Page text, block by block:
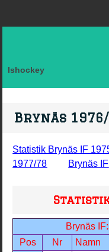
BRYNÄS SPELARSTATISTIK
Ishockey
Brynäs
Statistik Brynäs IF
1977/78
Brynäs IF
Statistik
Brynäs
Pos
Nr Namn